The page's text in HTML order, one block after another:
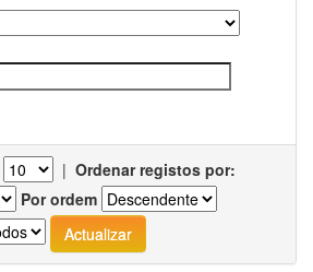
| Ordenar registos por:
Por ordem